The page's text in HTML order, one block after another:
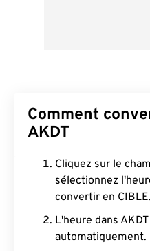
Comment
AKDT
Cliquez sur le
sélectionnez
convertir en CIBLE.
L'heure dans
automatiquement.